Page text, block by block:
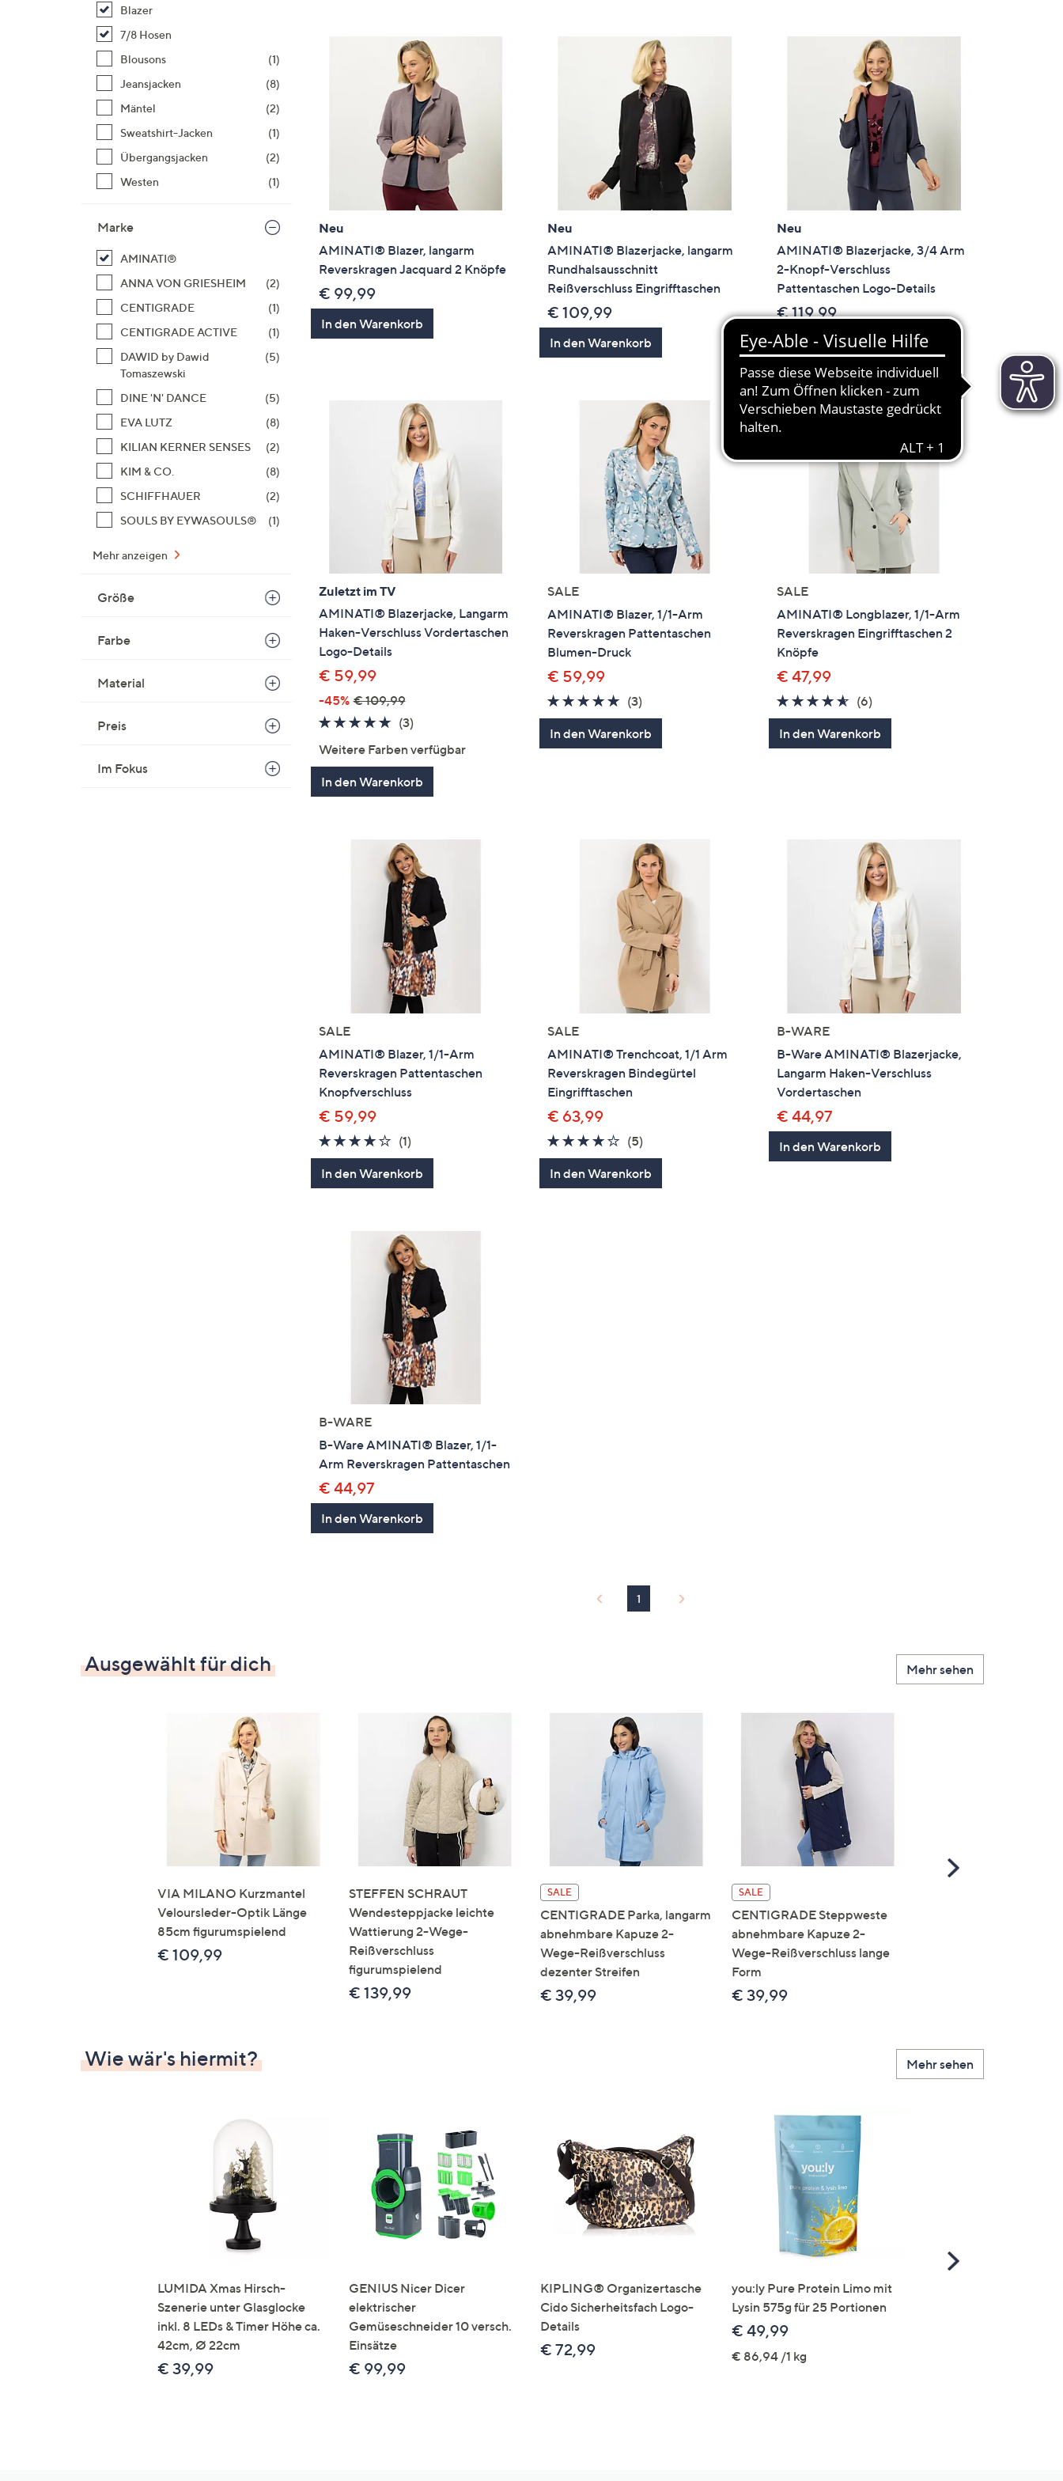
rechts,
anzuzeigen.
Blazer
7/8 Hosen
Blousons
(1)
Jeansjacken
(8)
Mäntel
(2)
Sweatshirt-Jacken
(1)
Übergangsjacken
(2)
Westen
(1)
Marke
AMINATI®
ANNA VON GRIESHEIM
(2)
CENTIGRADE
(1)
CENTIGRADE ACTIVE
(1)
DAWID by Dawid
Tomaszewski
(5)
DINE 'N' DANCE
(5)
EVA LUTZ
(8)
KILIAN KERNER SENSES
(2)
KIM & CO.
(8)
SCHIFFHAUER
(2)
SOULS BY EYWASOULS®
(1)
Mehr anzeigen
Größe
Farbe
Material
Preis
Im Fokus
Neu
AMINATI® Blazer, langarm
Reverskragen Jacquard 2 Knöpfe
€ 99,99
In den Warenkorb
Neu
AMINATI® Blazerjacke, langarm
Rundhalsausschnitt
Reißverschluss Eingrifftaschen
€ 109,99
In den Warenkorb
Neu
AMINATI® Blazerjacke, 3/4 Arm
2-Knopf-Verschluss
Pattentaschen Logo-Details
€ 119,99
In den Warenkorb
Zuletzt im TV
AMINATI® Blazerjacke, Langarm
Haken-Verschluss Vordertaschen
Logo-Details
€ 59,99
-45% € 109,99
5.0
(3)3
Weitere Farben verfügbar
In den Warenkorb
SALE
AMINATI® Blazer, 1/1-Arm
Reverskragen Pattentaschen
Blumen-Druck
€ 59,99
5.0
von
5
(3)
Bewertungen
In den Warenkorb
SALE
AMINATI® Longblazer, 1/1-Arm
Reverskragen Eingrifftaschen 2
Knöpfe
€ 47,99
4.5
von
5
(6)
Bewertungen
In den Warenkorb
SALE
AMINATI® Blazer, 1/1-Arm
Reverskragen Pattentaschen
Knopfverschluss
€ 59,99
4.0
von
5
(1)1
Bewertungen
In den Warenkorb
SALE
AMINATI® Trenchcoat, 1/1 Arm
Reverskragen Bindegürtel
Eingrifftaschen
€ 63,99
3.6
von
5
(5)
Bewertungen
In den Warenkorb
B-WARE
B-Ware AMINATI® Blazerjacke,
Langarm Haken-Verschluss
Vordertaschen
€ 44,97
In den Warenkorb
B-WARE
B-Ware AMINATI® Blazer, 1/1-
Arm Reverskragen Pattentaschen
€ 44,97
In den Warenkorb
1
Ausgewählt für dich Mehr sehen
VIA MILANO Kurzmantel
Veloursleder-Optik Länge
85cm figurumspielend
€ 109,99
STEFFEN SCHRAUT
Wendesteppjacke leichte
Wattierung 2-Wege-
Reißverschluss
figurumspielend
€ 139,99
SALE
CENTIGRADE Parka, langarm
abnehmbare Kapuze 2-
Wege-Reißverschluss
dezenter Streifen
€ 39,99
SALE
CENTIGRADE Steppweste
abnehmbare Kapuze 2-
Wege-Reißverschluss lange
Form
€ 39,99
Scroll
Wie wär's hiermit? Mehr sehen
LUMIDA Xmas Hirsch-
Szenerie unter Glasglocke
inkl. 8 LEDs & Timer Höhe ca.
42cm, Ø 22cm
€ 39,99
GENIUS Nicer Dicer
elektrischer
Gemüseschneider 10 versch.
Einsätze
€ 99,99
KIPLING® Organizertasche
Cido Sicherheitsfach Logo-
Details
€ 72,99
you:ly Pure Protein Limo mit
Lysin 575g für 25 Portionen
€ 49,99
€ 86,94 /1 kg
Scroll